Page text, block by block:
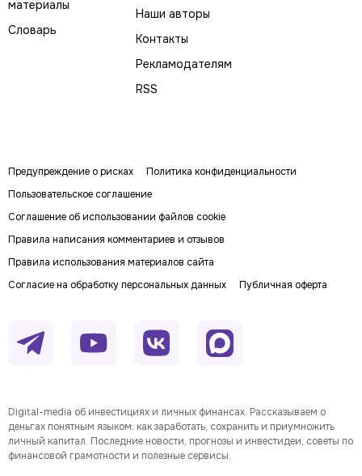
материалы
Словарь
Наши авторы
Контакты
Рекламодателям
RSS
Предупреждение о рисках
Политика конфиденциальности
Пользовательское соглашение
Соглашение об использовании файлов cookie
Правила написания комментариев и отзывов
Правила использования материалов сайта
Согласие на обработку персональных данных
Публичная оферта
Digital-media об инвестициях и личных финансах. Рассказываем о
деньгах понятным языком: как заработать, сохранить и приумножить
личный капитал. Последние новости, прогнозы и инвестидеи, советы по
финансовой грамотности и полезные сервисы.